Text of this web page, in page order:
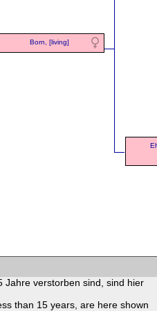
Born, [living]
Jahre verstorben sind, sind hier
than 15 years, are here shown